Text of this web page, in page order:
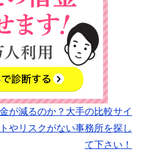
が減るのか？大手の比較サイ
やリスクがない事務所を探し
て下さい！